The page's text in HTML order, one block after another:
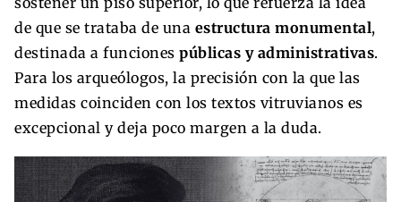
de que se trataba de una estructura monumental,
destinada a funciones públicas y administrativas.
Para los arqueólogos, la precisión con la que las
medidas coinciden con los textos vitruvianos es
excepcional y deja poco margen a la duda.